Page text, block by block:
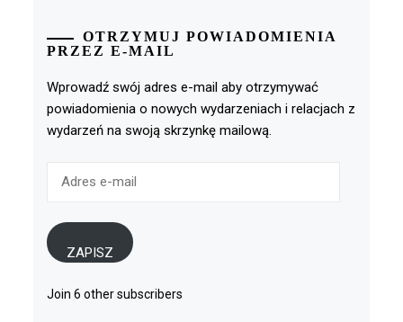
OTRZYMUJ POWIADOMIENIA
PRZEZ E-MAIL
Wprowadź swój adres e-mail aby otrzymywać
powiadomienia o nowych wydarzeniach i relacjach z
wydarzeń na swoją skrzynkę mailową.
ZAPISZ
Join 6 other subscribers